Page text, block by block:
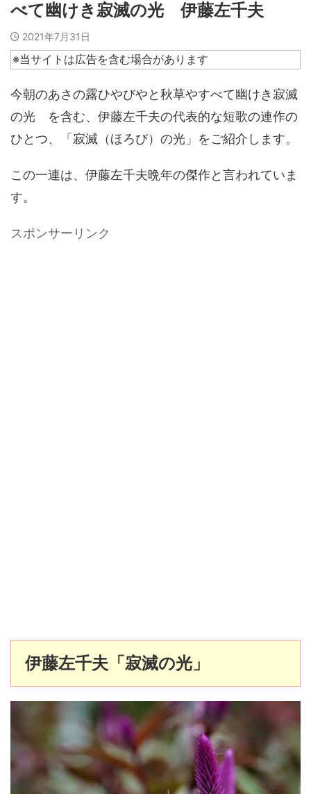
べて幽けき寂滅の光 伊藤左千夫
2021年7月31日
※当サイトは広告を含む場合があります
今朝のあさの露ひやびやと秋草やすべて幽けき寂滅
の光 を含む、伊藤左千夫の代表的な短歌の連作の
ひとつ、「寂滅（ほろび）の光」をご紹介します。
この一連は、伊藤左千夫晩年の傑作と言われていま
す。
スポンサーリンク
伊藤左千夫「寂滅の光」